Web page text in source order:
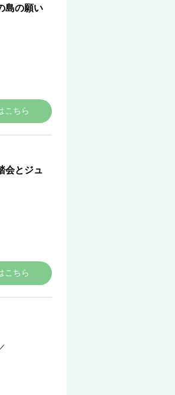
島の願い
こちら
会とジュ
こちら